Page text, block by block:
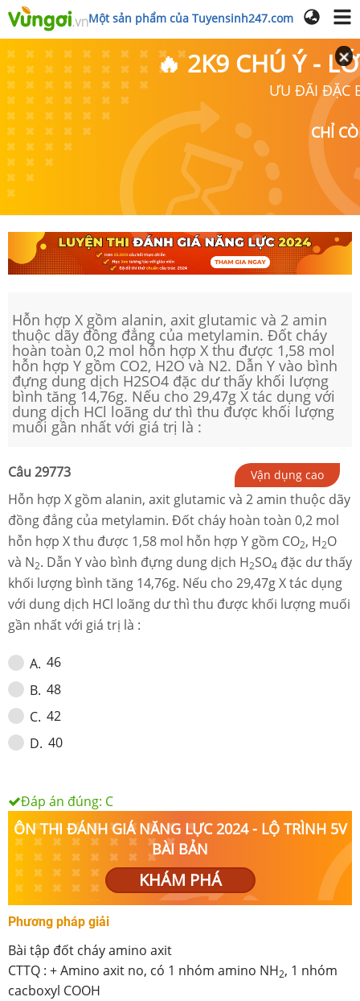
Một sản phẩm của Tuyensinh247.com
🔥 2K9 CHÚ Ý -
ƯU ĐÃI ĐẶC
CHỈ
Hỗn hợp X gồm alanin, axit glutamic và 2 amin
thuộc dãy đồng đẳng của metylamin. Đốt cháy
hoàn toàn 0,2 mol hỗn hợp X thu được 1,58 mol
hỗn hợp Y gồm CO2, H2O và N2. Dẫn Y vào bình
đựng dung dịch H2SO4 đặc dư thấy khối lượng
bình tăng 14,76g. Nếu cho 29,47g X tác dụng với
dung dịch HCl loãng dư thì thu được khối lượng
muối gần nhất với giá trị là :
Câu 29773 Vận dụng cao
Hỗn hợp X gồm alanin, axit glutamic và 2 amin thuộc dãy
đồng đẳng của metylamin. Đốt cháy hoàn toàn 0,2 mol
hỗn hợp X thu được 1,58 mol hỗn hợp Y gồm CO2, H2O
và N2. Dẫn Y vào bình đựng dung dịch H2SO4 đặc dư thấy
khối lượng bình tăng 14,76g. Nếu cho 29,47g X tác dụng
với dung dịch HCl loãng dư thì thu được khối lượng muối
gần nhất với giá trị là :
A. 46
B. 48
C. 42
D. 40
Đáp án đúng: C
ÔN THI ĐÁNH GIÁ NĂNG LỰC 2024 - LỘ TRÌNH 5V
BÀI BẢN
KHÁM PHÁ
Phương pháp giải
Bài tập đốt cháy amino axit
CTTQ : + Amino axit no, có 1 nhóm amino NH2, 1 nhóm
cacboxyl COOH